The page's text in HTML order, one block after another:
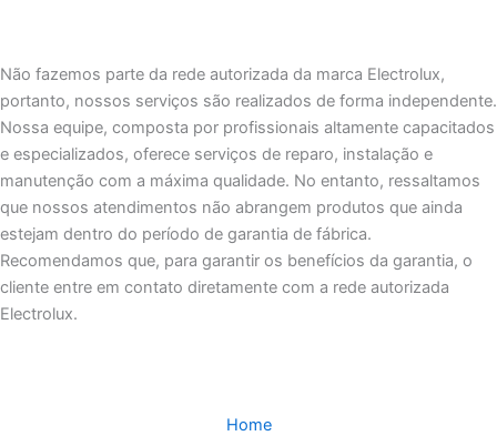
Não fazemos parte da rede autorizada da marca Electrolux,
portanto, nossos serviços são realizados de forma independente.
Nossa equipe, composta por profissionais altamente capacitados
e especializados, oferece serviços de reparo, instalação e
manutenção com a máxima qualidade. No entanto, ressaltamos
que nossos atendimentos não abrangem produtos que ainda
estejam dentro do período de garantia de fábrica.
Recomendamos que, para garantir os benefícios da garantia, o
cliente entre em contato diretamente com a rede autorizada
Electrolux.
Home